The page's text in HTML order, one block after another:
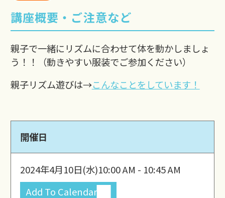
講座概要・ご注意など
親子で一緒にリズムに合わせて体を動かしましょ
う！！（動きやすい服装でご参加ください）
親子リズム遊びは→こんなことをしています！
開催日
2024年4月10日(水)10:00 AM - 10:45 AM
Add To Calendar